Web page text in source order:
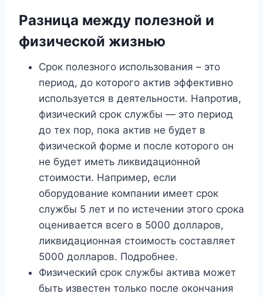
Разница между полезной и
физической жизнью
Срок полезного использования – это
период, до которого актив эффективно
используется в деятельности. Напротив,
физический срок службы — это период
до тех пор, пока актив не будет в
физической форме и после которого он
не будет иметь ликвидационной
стоимости. Например, если
оборудование компании имеет срок
службы 5 лет и по истечении этого срока
оценивается всего в 5000 долларов,
ликвидационная стоимость составляет
5000 долларов. Подробнее.
Физический срок службы актива может
быть известен только после окончания